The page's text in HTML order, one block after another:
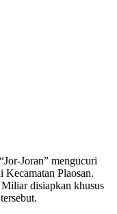
Joran” mengucuri
Plaosan.
disiapkan khusus